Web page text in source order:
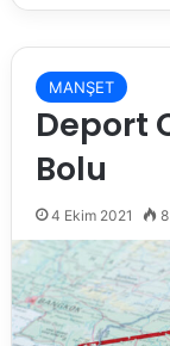
MANŞET
Deport
Bolu
4 Ekim 2021 8